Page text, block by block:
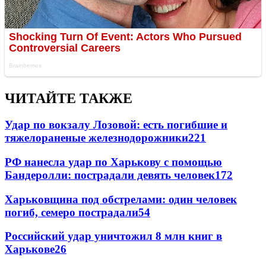
ЧИТАЙТЕ ТАКЖЕ
Удар по вокзалу Лозовой: есть погибшие и
тяжелораненые железнодорожники221
РФ нанесла удар по Харькову с помощью
Бандеролли: пострадали девять человек172
Харьковщина под обстрелами: один человек
погиб, семеро пострадали54
Российский удар уничтожил 8 млн книг в
Харькове26